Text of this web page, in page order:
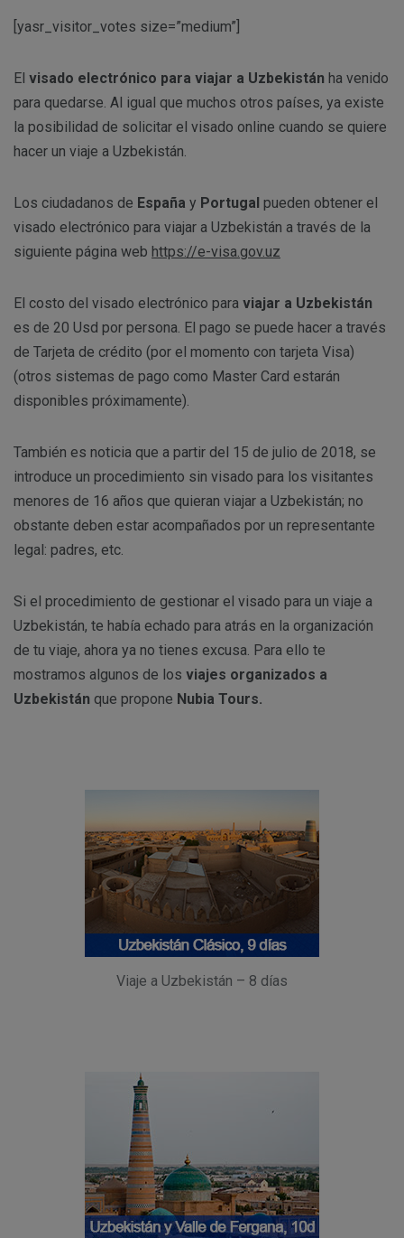
[yasr_visitor_votes size=”medium”]
El visado electrónico para viajar a Uzbekistán ha venido
para quedarse. Al igual que muchos otros países, ya existe
la posibilidad de solicitar el visado online cuando se quiere
hacer un viaje a Uzbekistán.
Los ciudadanos de España y Portugal pueden obtener el
visado electrónico para viajar a Uzbekistán a través de la
siguiente página web https://e-visa.gov.uz
El costo del visado electrónico para viajar a Uzbekistán
es de 20 Usd por persona. El pago se puede hacer a través
de Tarjeta de crédito (por el momento con tarjeta Visa)
(otros sistemas de pago como Master Card estarán
disponibles próximamente).
También es noticia que a partir del 15 de julio de 2018, se
introduce un procedimiento sin visado para los visitantes
menores de 16 años que quieran viajar a Uzbekistán; no
obstante deben estar acompañados por un representante
legal: padres, etc.
Si el procedimiento de gestionar el visado para un viaje a
Uzbekistán, te había echado para atrás en la organización
de tu viaje, ahora ya no tienes excusa. Para ello te
mostramos algunos de los viajes organizados a
Uzbekistán que propone Nubia Tours.
Viaje a Uzbekistán – 8 días